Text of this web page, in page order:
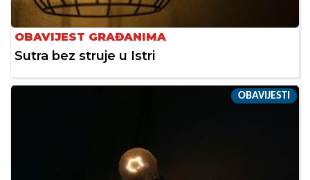
OBAVIJEST GRAĐANIMA
Sutra bez struje u Istri
OBAVIJESTI